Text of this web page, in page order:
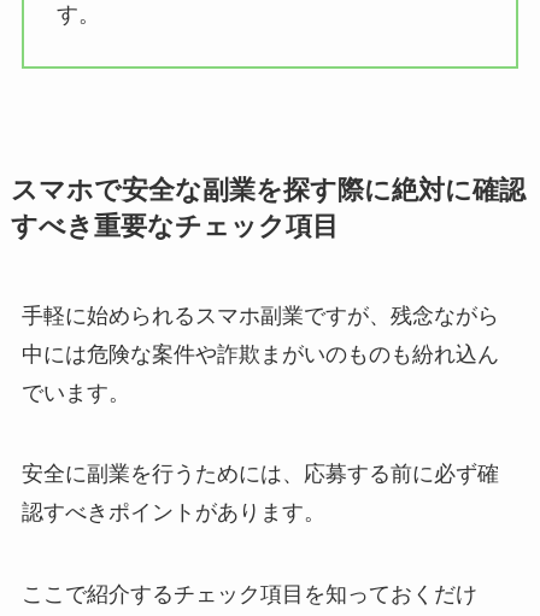
す。
スマホで安全な副業を探す際に絶対に確認
すべき重要なチェック項目
手軽に始められるスマホ副業ですが、残念ながら
中には危険な案件や詐欺まがいのものも紛れ込ん
でいます。
安全に副業を行うためには、応募する前に必ず確
認すべきポイントがあります。
ここで紹介するチェック項目を知っておくだけ